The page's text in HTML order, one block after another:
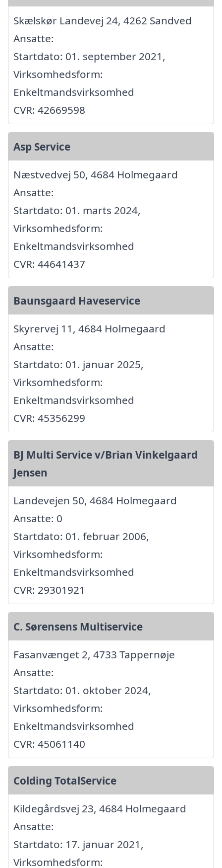
Skælskør Landevej 24, 4262 Sandved
Ansatte:
Startdato: 01. september 2021,
Virksomhedsform:
Enkeltmandsvirksomhed
CVR: 42669598
Asp Service
Næstvedvej 50, 4684 Holmegaard
Ansatte:
Startdato: 01. marts 2024,
Virksomhedsform:
Enkeltmandsvirksomhed
CVR: 44641437
Baunsgaard Haveservice
Skyrervej 11, 4684 Holmegaard
Ansatte:
Startdato: 01. januar 2025,
Virksomhedsform:
Enkeltmandsvirksomhed
CVR: 45356299
BJ Multi Service v/Brian Vinkelgaard
Jensen
Landevejen 50, 4684 Holmegaard
Ansatte: 0
Startdato: 01. februar 2006,
Virksomhedsform:
Enkeltmandsvirksomhed
CVR: 29301921
C. Sørensens Multiservice
Fasanvænget 2, 4733 Tappernøje
Ansatte:
Startdato: 01. oktober 2024,
Virksomhedsform:
Enkeltmandsvirksomhed
CVR: 45061140
Colding TotalService
Kildegårdsvej 23, 4684 Holmegaard
Ansatte:
Startdato: 17. januar 2021,
Virksomhedsform: